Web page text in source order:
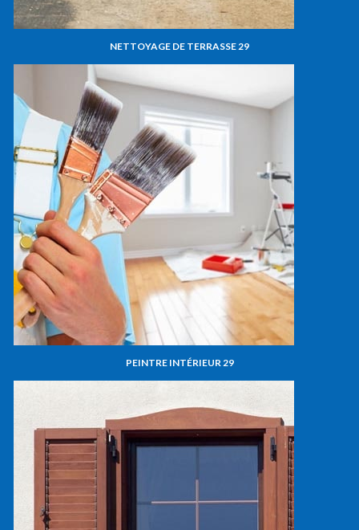
NETTOYAGE DE TERRASSE 29
PEINTRE INTÉRIEUR 29